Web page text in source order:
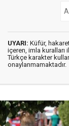
UYARI: Küfür,
içeren, imla kuralları
Türkçe karakter
onaylanmamaktadır.